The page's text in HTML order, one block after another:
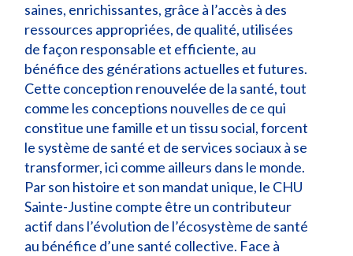
saines, enrichissantes, grâce à l’accès à des
ressources appropriées, de qualité, utilisées
de façon responsable et efficiente, au
bénéfice des générations actuelles et futures.
Cette conception renouvelée de la santé, tout
comme les conceptions nouvelles de ce qui
constitue une famille et un tissu social, forcent
le système de santé et de services sociaux à se
transformer, ici comme ailleurs dans le monde.
Par son histoire et son mandat unique, le CHU
Sainte-Justine compte être un contributeur
actif dans l’évolution de l’écosystème de santé
au bénéfice d’une santé collective. Face à